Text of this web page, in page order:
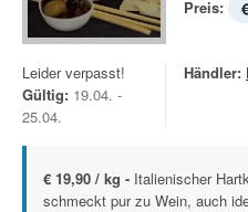
Preis:
Leider verpasst!
Gültig: 19.04. -
25.04.
Händler:
€ 19,90 / kg - Italienischer
schmeckt pur zu Wein, auch